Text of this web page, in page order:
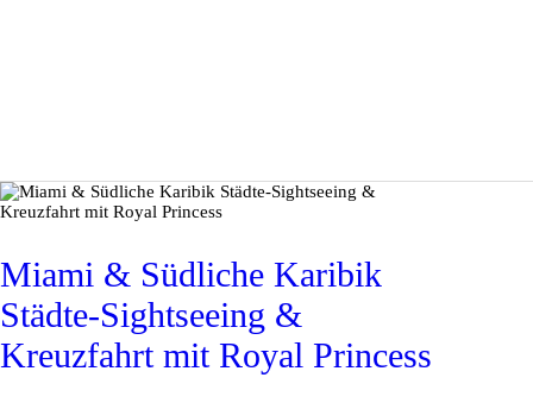
Miami & Südliche Karibik
Städte-Sightseeing &
Kreuzfahrt mit Royal Princess